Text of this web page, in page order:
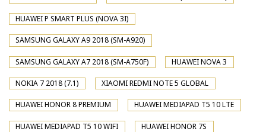
HUAWEI P SMART PLUS (NOVA 3I)
SAMSUNG GALAXY A9 2018 (SM-A920)
SAMSUNG GALAXY A7 2018 (SM-A750F) HUAWEI NOVA 3
NOKIA 7 2018 (7.1) XIAOMI REDMI NOTE 5 GLOBAL
HUAWEI HONOR 8 PREMIUM HUAWEI MEDIAPAD T5 10 LTE
HUAWEI MEDIAPAD T5 10 WIFI HUAWEI HONOR 7S